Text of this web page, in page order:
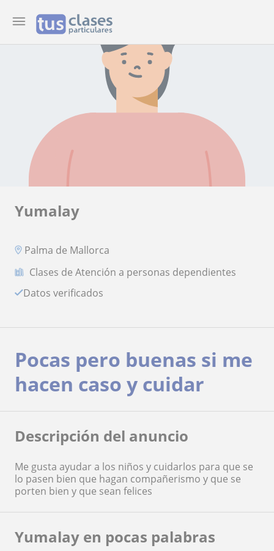
Yumalay
Palma de Mallorca
Clases de Atención a personas dependientes
Datos verificados
Pocas pero buenas si me
hacen caso y cuidar
Descripción del anuncio
Me gusta ayudar a los niños y cuidarlos para que se
lo pasen bien que hagan compañerismo y que se
porten bien y que sean felices
Yumalay en pocas palabras